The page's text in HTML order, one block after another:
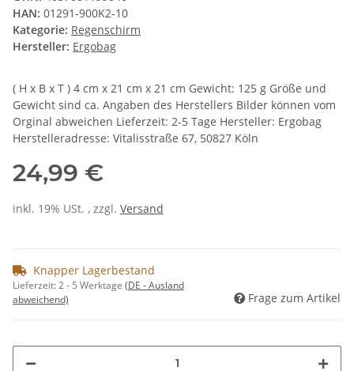
HAN: 01291-900K2-10
Kategorie: Regenschirm
Hersteller: Ergobag
( H x B x T ) 4 cm x 21 cm x 21 cm Gewicht: 125 g Größe und
Gewicht sind ca. Angaben des Herstellers Bilder können vom
Orginal abweichen Lieferzeit: 2-5 Tage Hersteller: Ergobag
Herstelleradresse: Vitalisstraße 67, 50827 Köln
24,99 €
inkl. 19% USt. , zzgl. Versand
Knapper Lagerbestand
Lieferzeit:2 - 5 Werktage (DE - Ausland
abweichend)
Frage zum Artikel